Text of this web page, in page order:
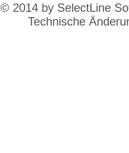
© 2014 by SelectLine
Technische